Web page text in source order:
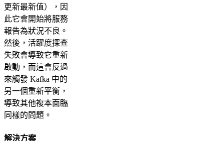
更新最新值），因
此它會開始將服務
報告為狀況不良。
然後，活躍度探查
失敗會導致它重新
啟動，而這會反過
來觸發 Kafka 中的
另一個重新平衡，
導致其他複本面臨
同樣的問題。
解決方案